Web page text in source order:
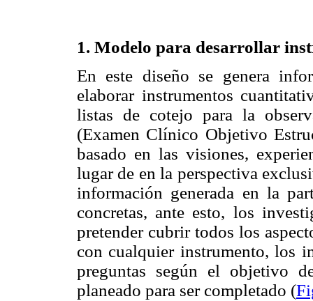
1. Modelo para desarrollar
En este diseño se genera
elaborar instrumentos
listas de cotejo para la
(Examen Clínico Objetivo
basado en las visiones,
lugar de en la perspectiva
información generada en la
concretas, ante esto, los
pretender cubrir todos los
con cualquier instrumento, los
preguntas según el objetivo
planeado para ser completado (